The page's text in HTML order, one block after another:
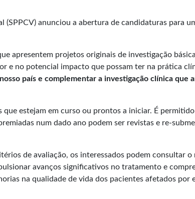
anunciou a abertura de candidaturas para
apresentem projetos originais de investigação
e no potencial impacto que possam ter na prática
país e complementar a investigação clínica que
estejam em curso ou prontos a iniciar. É
num dado ano podem ser revistas e re-
de avaliação, os interessados podem consultar
avanços significativos no tratamento e
na qualidade de vida dos pacientes afetados por